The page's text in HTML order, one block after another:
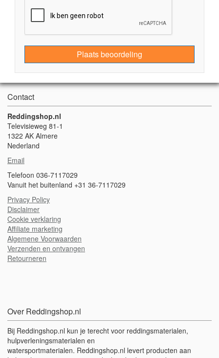
Plaats beoordeling
Contact
Reddingshop.nl
Televisieweg 81-1
1322 AK Almere
Nederland
Email
Telefoon 036-7117029
Vanuit het buitenland +31 36-7117029
Privacy Policy
Disclaimer
Cookie verklaring
Affiliate marketing
Algemene Voorwaarden
Verzenden en ontvangen
Retourneren
Over Reddingshop.nl
Bij Reddingshop.nl kun je terecht voor reddingsmaterialen,
hulpverleningsmaterialen en
watersportmaterialen. Reddingshop.nl levert producten aan